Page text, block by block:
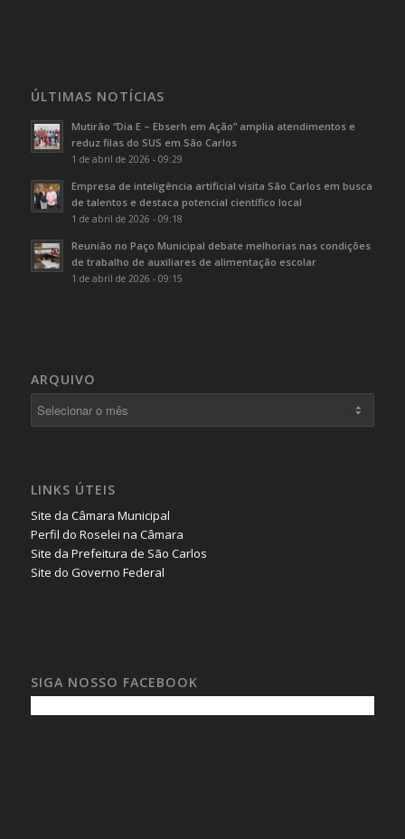
ÚLTIMAS NOTÍCIAS
Mutirão “Dia E – Ebserh em Ação” amplia atendimentos e
reduz filas do SUS em São Carlos
1 de abril de 2026 - 09:29
Empresa de inteligência artificial visita São Carlos em busca
de talentos e destaca potencial científico local
1 de abril de 2026 - 09:18
Reunião no Paço Municipal debate melhorias nas condições
de trabalho de auxiliares de alimentação escolar
1 de abril de 2026 - 09:15
ARQUIVO
LINKS ÚTEIS
Site da Câmara Municipal
Perfil do Roselei na Câmara
Site da Prefeitura de São Carlos
Site do Governo Federal
SIGA NOSSO FACEBOOK